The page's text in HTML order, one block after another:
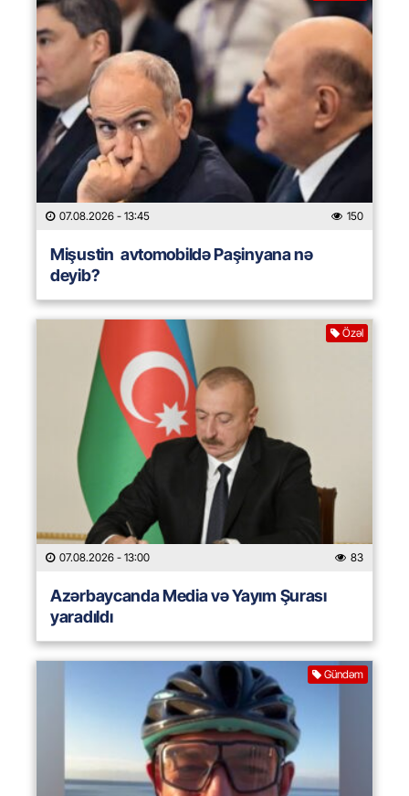
07.08.2026 - 13:45 150
Mişustin avtomobildə Paşinyana nə
deyib?
Özəl
07.08.2026 - 13:00 83
Azərbaycanda Media və Yayım Şurası
yaradıldı
Gündəm